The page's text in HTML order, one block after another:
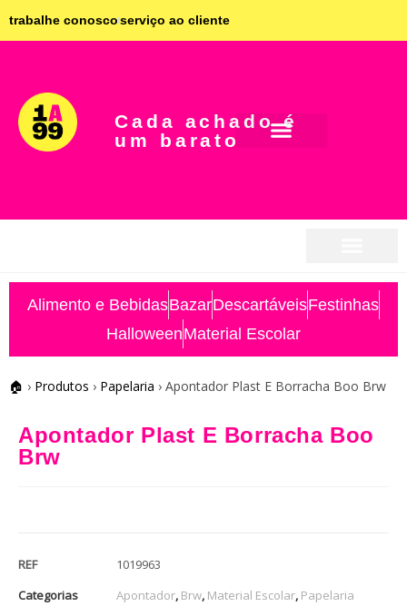
trabalhe conoscoserviço ao cliente
Cada achado é
um barato
Alimento e BebidasBazarDescartáveisFestinhas
HalloweenMaterial Escolar
🏠 › Produtos › Papelaria › Apontador Plast E Borracha Boo Brw
Apontador Plast E Borracha Boo
Brw
REF
1019963
Categorias
Apontador, Brw, Material Escolar, Papelaria